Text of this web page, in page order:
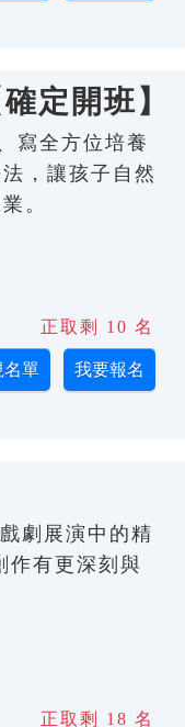
定開班】
寫全方位培養
，讓孩子自然
。
正取剩 10 名
劇展演中的精
作有更深刻與
正取剩 18 名